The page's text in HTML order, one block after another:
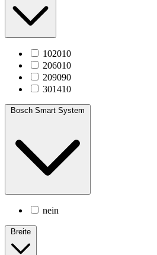
102010
206010
209090
301410
Bosch Smart System
nein
Breite